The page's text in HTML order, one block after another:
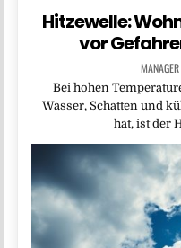
Hitzewelle:
vor
MANAGER
Bei hohen
Wasser, Schatten und
hat, ist der